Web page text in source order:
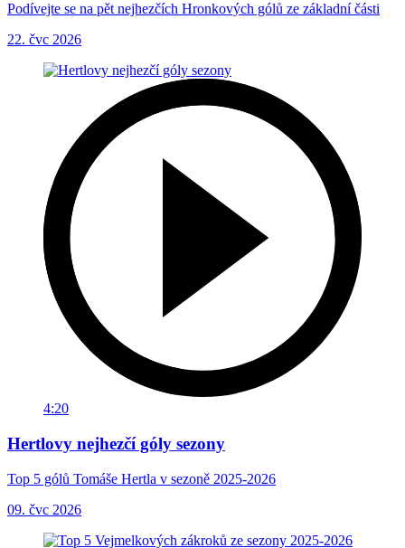
Podívejte se na pět nejhezčích Hronkových gólů ze základní části
22. čvc 2026
4:20
Hertlovy nejhezčí góly sezony
Top 5 gólů Tomáše Hertla v sezoně 2025-2026
09. čvc 2026